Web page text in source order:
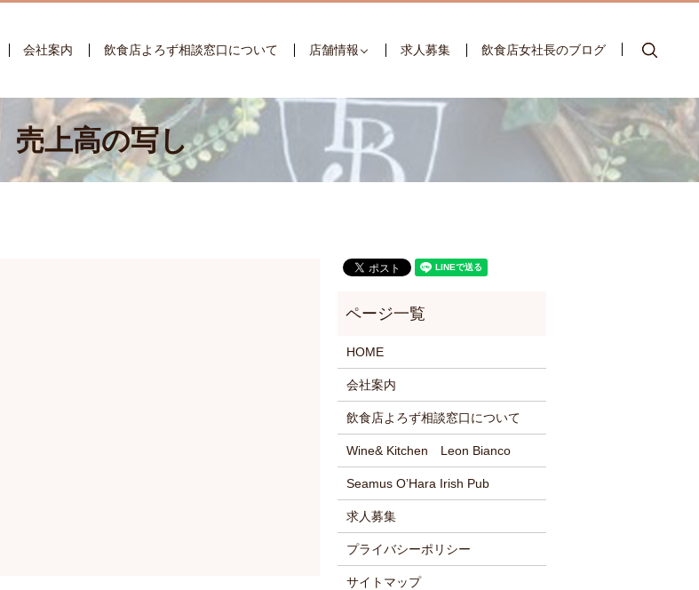
会社案内 飲食店よろず相談窓口について 店舗情報 求人募集 飲食店女社長のブログ
売上高の写し
HOME
会社案内
飲食店よろず相談窓口について
Wine& Kitchen Leon Bianco
Seamus O’Hara Irish Pub
求人募集
プライバシーポリシー
サイトマップ